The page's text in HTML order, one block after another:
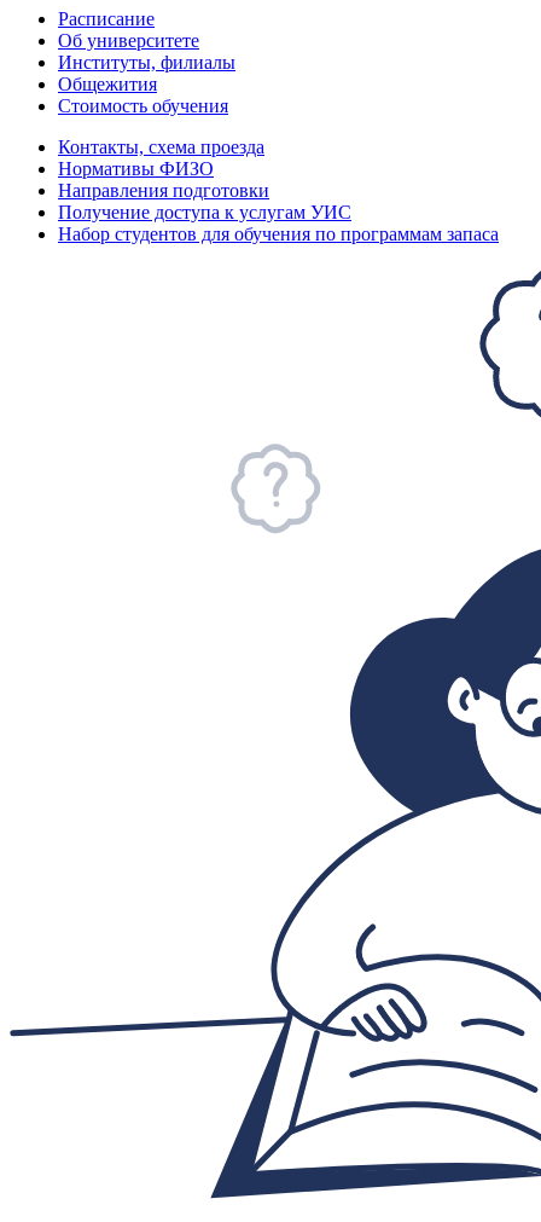
Расписание
Об университете
Институты, филиалы
Общежития
Стоимость обучения
Контакты, схема проезда
Нормативы ФИЗО
Направления подготовки
Получение доступа к услугам УИС
Набор студентов для обучения по программам запаса